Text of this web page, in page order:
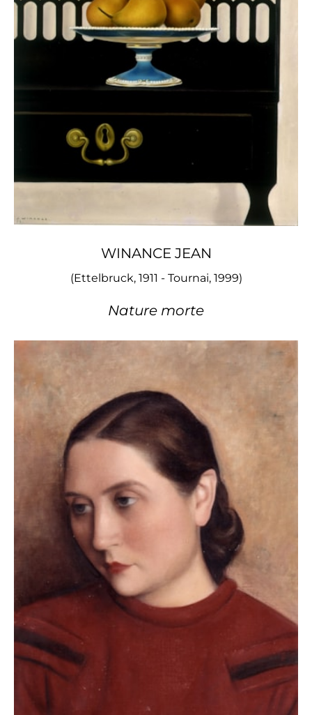
WINANCE JEAN
(Ettelbruck, 1911 - Tournai, 1999)
Nature morte